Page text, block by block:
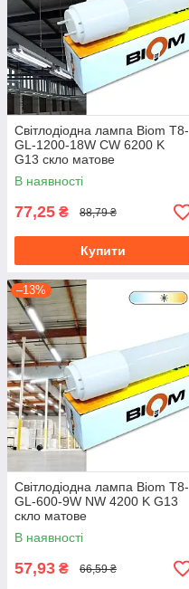
Світлодіодна лампа Biom T8-
GL-1200-18W CW 6200 K
G13 скло матове
В наявності
77,25 ₴ 88,79 ₴
Купити
–13%
Світлодіодна лампа Biom T8-
GL-600-9W NW 4200 K G13
скло матове
В наявності
57,93 ₴ 66,59 ₴